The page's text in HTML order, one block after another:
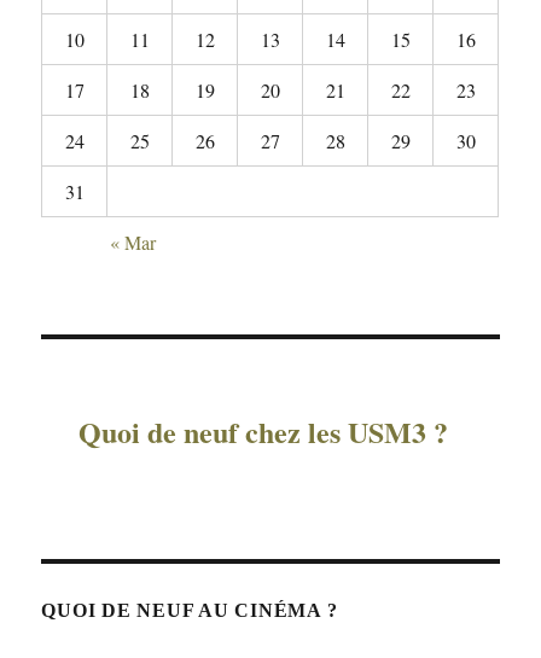
10
11 12 13 14 15
16
17
18 19 20 21 22
23
24
25 26 27 28 29
30
31
« Mar
Quoi de neuf chez les USM3 ?
QUOI DE NEUF AU CINÉMA ?